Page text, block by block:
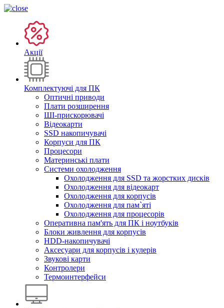
Акції
Комплектуючі для ПК
Оптичні приводи
Плати розширення
ШІ-прискорювачі
Відеокарти
SSD накопичувачі
Корпуси для ПК
Процесори
Материнські плати
Системи охолодження
Охолодження для SSD та жорстких дисків
Охолодження для відеокарт
Охолодження для корпусів
Охолодження для пам`яті
Охолодження для процесорів
Оперативна пам'ять для ПК і ноутбуків
Блоки живлення для корпусів
HDD-накопичувачі
Аксесуари для корпусів і кулерів
Звукові карти
Контролери
Термоинтерфейси